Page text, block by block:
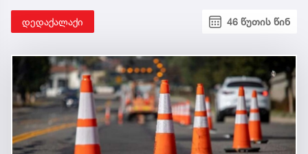
დედაქალაქი 46 წუთის წინ